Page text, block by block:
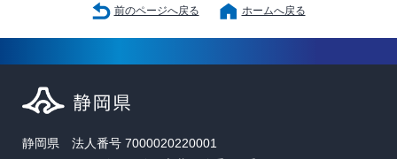
前のページへ戻る ホームへ戻る
静岡県 法人番号 7000020220001